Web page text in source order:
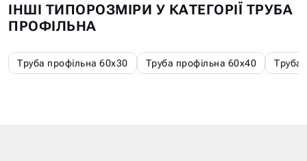
ІНШІ ТИПОРОЗМІРИ У КАТЕГОРІЇ ТРУБА
ПРОФІЛЬНА
Труба профільна 60х30 Труба профільна 60х40 Труба